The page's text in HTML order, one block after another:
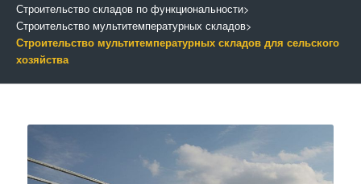
Строительство складов по функциональности>
Строительство мультитемпературных складов>
Строительство мультитемпературных складов для сельского
хозяйства